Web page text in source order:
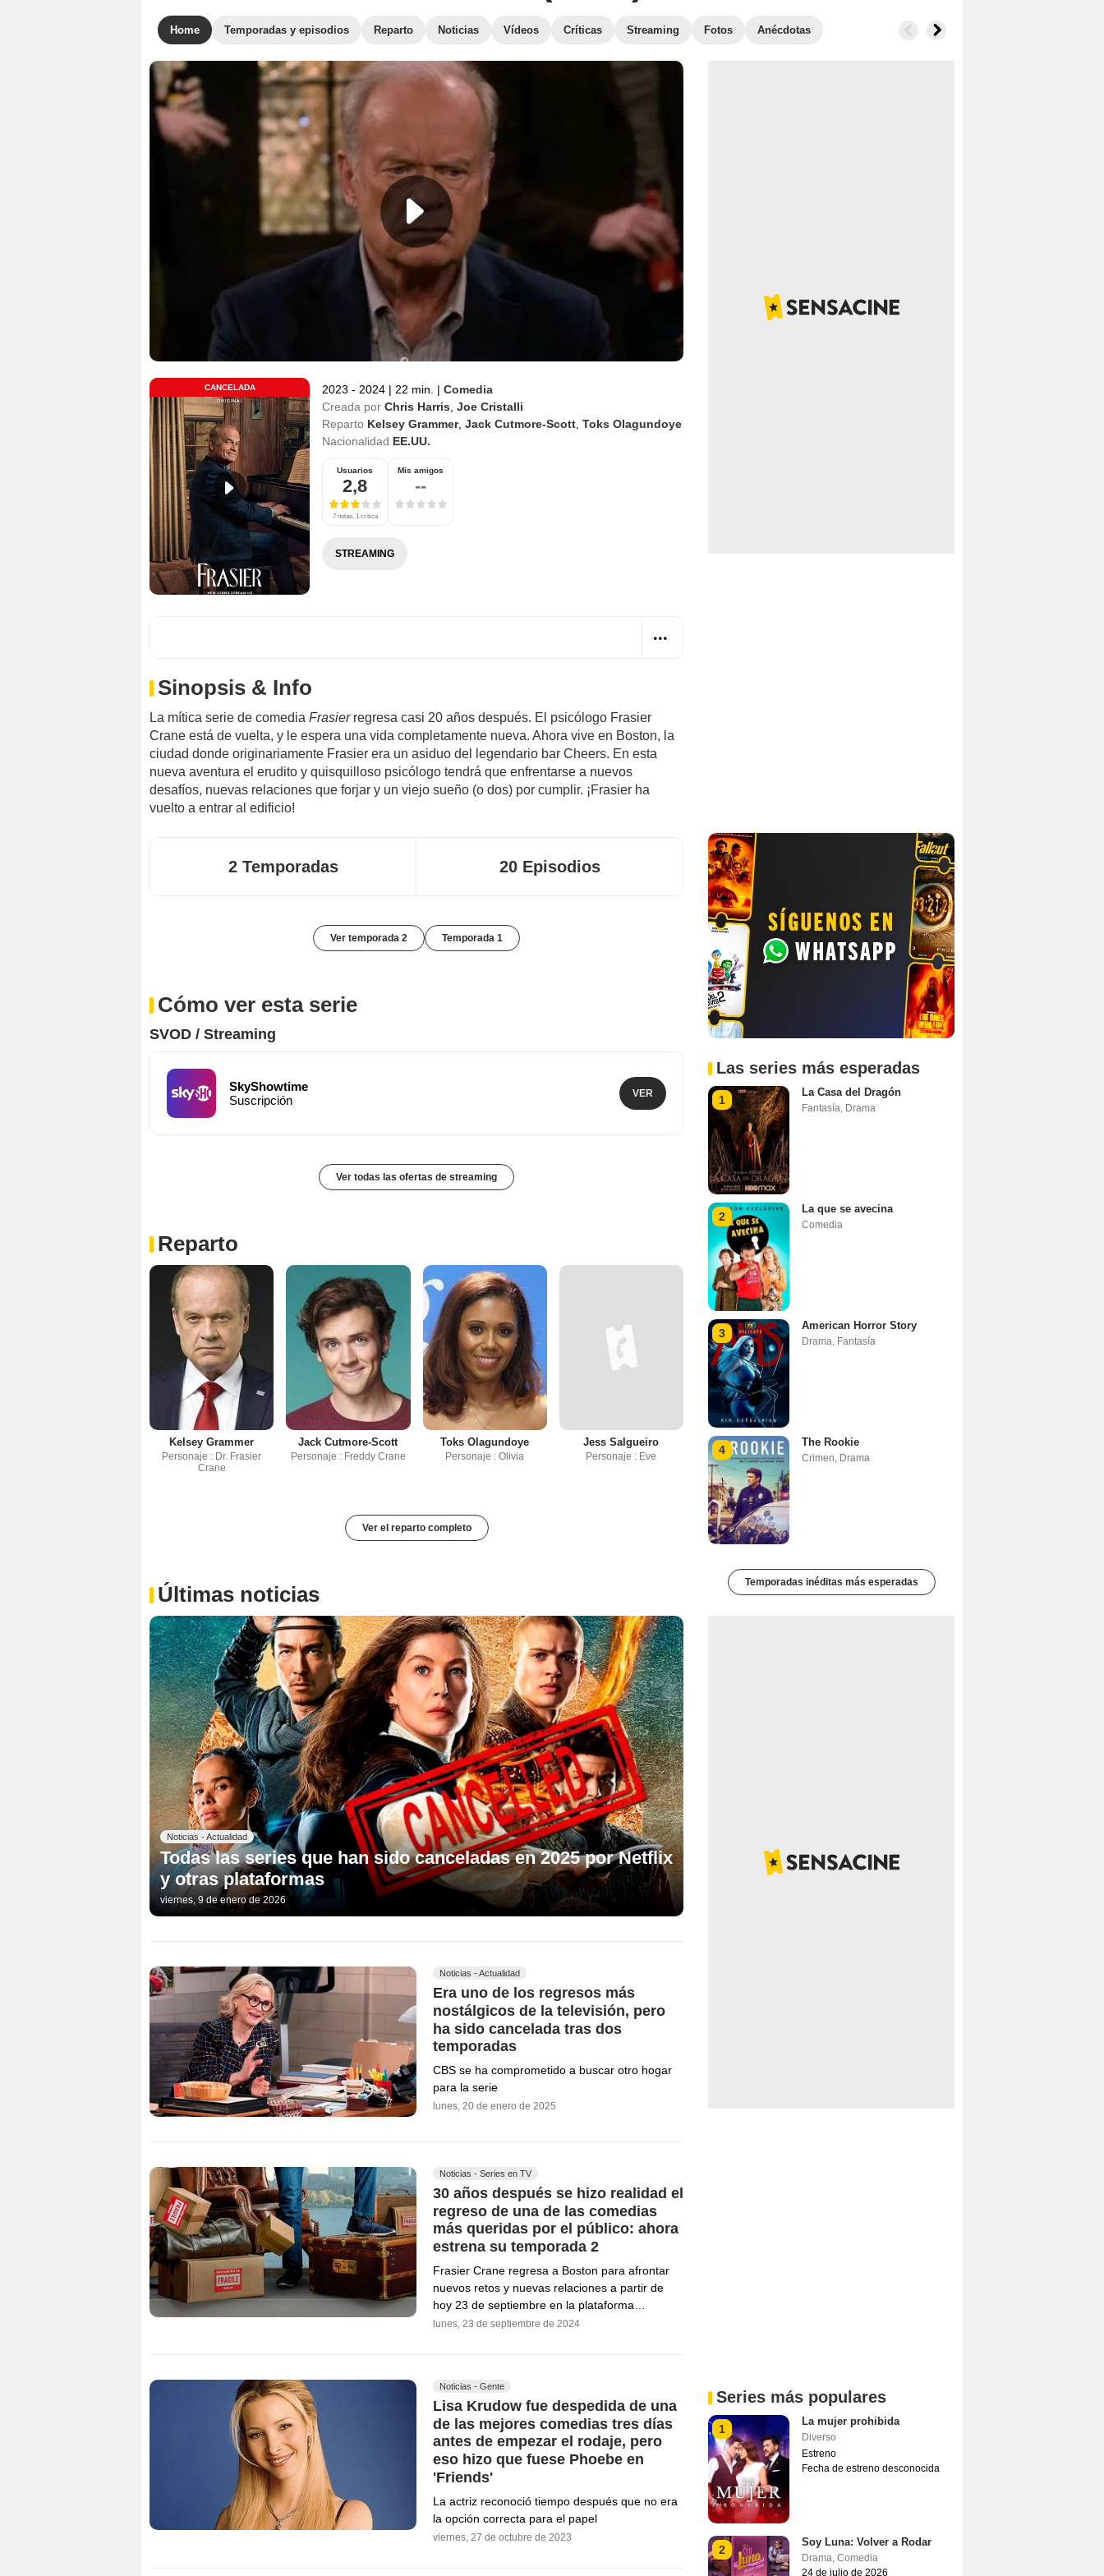
Home Temporadas y episodios Reparto Noticias Vídeos Críticas Streaming Fotos Anécdotas
CANCELADA 2023 - 2024 | 22 min. | Comedia
Creada por Chris Harris Joe Cristalli
Reparto Kelsey Grammer, Jack Cutmore-Scott Toks Olagundoye
Nacionalidad EE.UU.
Usuarios
2,8
7 notas, 1 crítica
Mis amigos
--
STREAMING
Sinopsis & Info
La mítica serie de comedia Frasierregresa casi 20 años después. El psicólogo Frasier
Crane está de vuelta, y le espera una vida completamente nueva. Ahora vive en Boston, la
ciudad donde originariamente Frasier era un asiduo del legendario bar Cheers. En esta
nueva aventura el erudito y quisquilloso psicólogo tendrá que enfrentarse a nuevos
desafíos, nuevas relaciones que forjar y un viejo sueño (o dos) por cumplir. ¡Frasier ha
vuelto a entrar al edificio!
2 Temporadas 20 Episodios
Ver temporada 2 Temporada 1
Cómo ver esta serie
SVOD / Streaming
SkyShowtime
Suscripción
VER
Ver todas las ofertas de streaming
Reparto
Kelsey Grammer
Personaje : Dr. Frasier
Crane
Jack Cutmore-Scott
Personaje : Freddy Crane
Toks Olagundoye
Personaje : Olivia
Jess Salgueiro
Personaje : Eve
Ver el reparto completo
Últimas noticias
Noticias - Actualidad
Todas las series que han sido canceladas en 2025 por Netflix
y otras plataformas
viernes, 9 de enero de 2026
Noticias - Actualidad
Era uno de los regresos más
nostálgicos de la televisión, pero
ha sido cancelada tras dos
temporadas
CBS se ha comprometido a buscar otro hogar
para la serie
lunes, 20 de enero de 2025
Noticias - Series en TV
30 años después se hizo realidad el
regreso de una de las comedias
más queridas por el público: ahora
estrena su temporada 2
Frasier Crane regresa a Boston para afrontar
nuevos retos y nuevas relaciones a partir de
hoy 23 de septiembre en la plataforma…
lunes, 23 de septiembre de 2024
Noticias - Gente
Lisa Krudow fue despedida de una
de las mejores comedias tres días
antes de empezar el rodaje, pero
eso hizo que fuese Phoebe en
'Friends'
La actriz reconoció tiempo después que no era
la opción correcta para el papel
viernes, 27 de octubre de 2023
Las series más esperadas
1
La Casa del Dragón
Fantasía, Drama
2
La que se avecina
Comedia
3
American Horror Story
Drama, Fantasía
4
The Rookie
Crimen, Drama
Temporadas inéditas más esperadas
Series más populares
1
La mujer prohibida
Diverso
Estreno
Fecha de estreno desconocida
2
Soy Luna: Volver a Rodar
Drama, Comedia
24 de julio de 2026